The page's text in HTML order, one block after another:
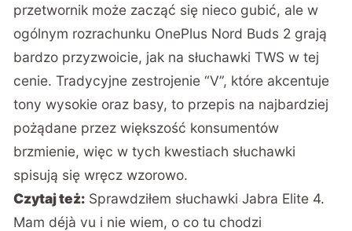
przetwornik może zacząć się nieco gubić, ale w
ogólnym rozrachunku OnePlus Nord Buds 2 grają
bardzo przyzwoicie, jak na słuchawki TWS w tej
cenie. Tradycyjne zestrojenie “V”, które akcentuje
tony wysokie oraz basy, to przepis na najbardziej
pożądane przez większość konsumentów
brzmienie, więc w tych kwestiach słuchawki
spisują się wręcz wzorowo.
Czytaj też: Sprawdziłem słuchawki Jabra Elite 4.
Mam déjà vu i nie wiem, o co tu chodzi